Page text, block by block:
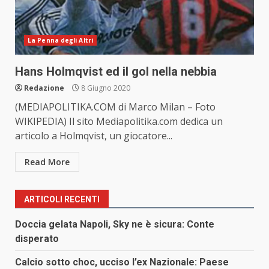
La Penna degli Altri
Hans Holmqvist ed il gol nella nebbia
Redazione 8 Giugno 2020
(MEDIAPOLITIKA.COM di Marco Milan – Foto
WIKIPEDIA) Il sito Mediapolitika.com dedica un
articolo a Holmqvist, un giocatore...
Read More
ARTICOLI RECENTI
Doccia gelata Napoli, Sky ne è sicura: Conte
disperato
Calcio sotto choc, ucciso l’ex Nazionale: Paese